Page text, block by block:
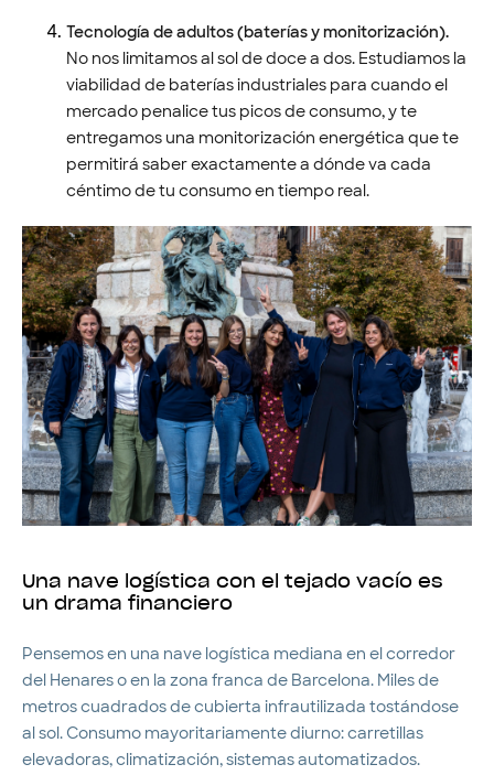
Tecnología de adultos (baterías y monitorización).
No nos limitamos al sol de doce a dos. Estudiamos la
viabilidad de baterías industriales para cuando el
mercado penalice tus picos de consumo, y te
entregamos una monitorización energética que te
permitirá saber exactamente a dónde va cada
céntimo de tu consumo en tiempo real.
Una nave logística con el tejado vacío es
un drama financiero
Pensemos en una nave logística mediana en el corredor
del Henares o en la zona franca de Barcelona. Miles de
metros cuadrados de cubierta infrautilizada tostándose
al sol. Consumo mayoritariamente diurno: carretillas
elevadoras, climatización, sistemas automatizados.